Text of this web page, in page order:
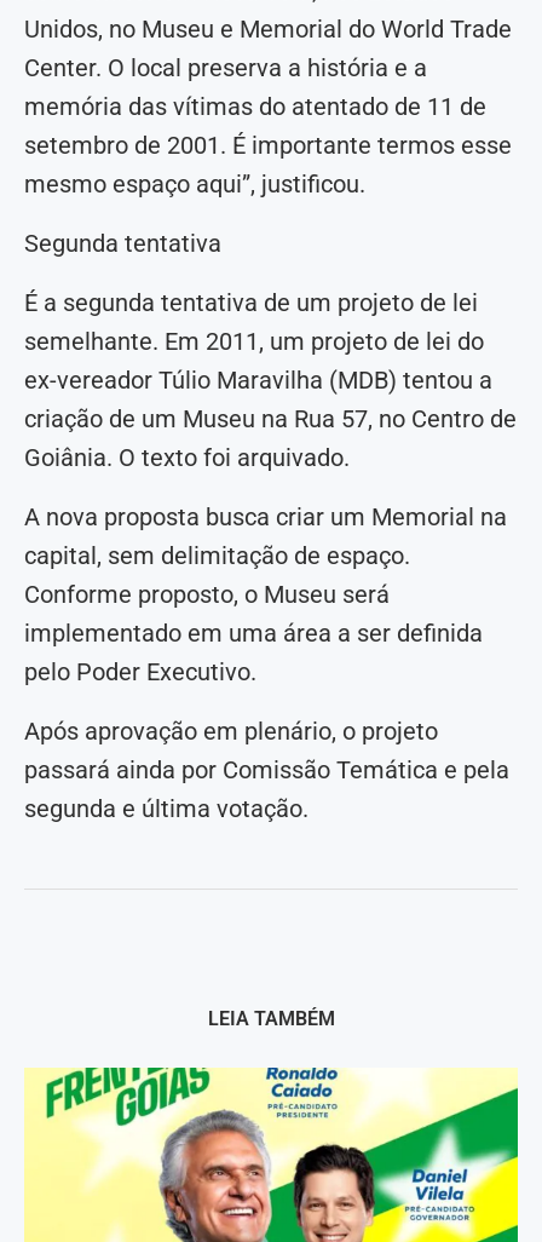
Unidos, no Museu e Memorial do World Trade
Center. O local preserva a história e a
memória das vítimas do atentado de 11 de
setembro de 2001. É importante termos esse
mesmo espaço aqui”, justificou.
Segunda tentativa
É a segunda tentativa de um projeto de lei
semelhante. Em 2011, um projeto de lei do
ex-vereador Túlio Maravilha (MDB) tentou a
criação de um Museu na Rua 57, no Centro de
Goiânia. O texto foi arquivado.
A nova proposta busca criar um Memorial na
capital, sem delimitação de espaço.
Conforme proposto, o Museu será
implementado em uma área a ser definida
pelo Poder Executivo.
Após aprovação em plenário, o projeto
passará ainda por Comissão Temática e pela
segunda e última votação.
LEIA TAMBÉM